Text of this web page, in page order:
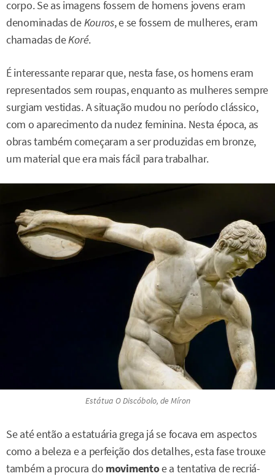
corpo. Se as imagens fossem de homens jovens eram
denominadas deKouros, e se fossem de mulheres, eram
chamadas deKoré.
É interessante reparar que, nesta fase, os homens eram
representados sem roupas, enquanto as mulheres sempre
surgiam vestidas. A situação mudou no período clássico,
com o aparecimento da nudez feminina. Nesta época, as
obras também começaram a ser produzidas em bronze,
um material que era mais fácil para trabalhar.
Estátua O Discóbolo, de Míron
Se até então a estatuária grega já se focava em aspectos
como a beleza e a perfeição dos detalhes, esta fase trouxe
também a procura do movimentoe a tentativa de recriá-